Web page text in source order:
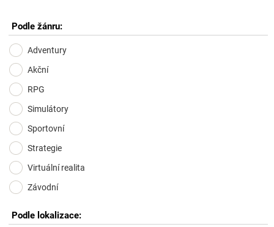
Podle žánru:
Adventury
Akční
RPG
Simulátory
Sportovní
Strategie
Virtuální realita
Závodní
Podle lokalizace: